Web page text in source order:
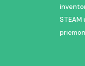
STEAM